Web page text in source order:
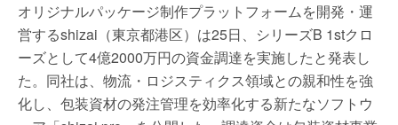
オリジナルパッケージ制作プラットフォームを開発・運
営するshizai（東京都港区）は25日、シリーズB 1stクロ
ーズとして4億2000万円の資金調達を実施したと発表し
た。同社は、物流・ロジスティクス領域との親和性を強
化し、包装資材の発注管理を効率化する新たなソフトウ